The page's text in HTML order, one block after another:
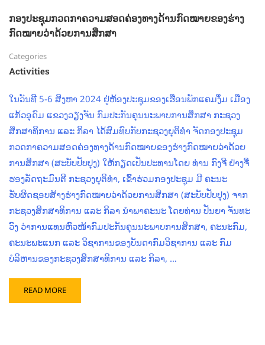
ກອງປະຊຸມກວດກາຄວາມສອດຄ່ອງທາງດ້ານກົດໝາຍຂອງຮ່າງ
ກົດໝາຍວ່າດ້ວຍການສຶກສາ
Categories
Activities
ໃນວັນທີ 5-6 ສິງຫາ 2024 ຢູ່ຫ້ອງປະຊຸມຂອງເຮືອນພັກແຄມງຶ່ມ ເມືອງ
ແກ້ວອຸດົມ ແຂວງວຽງຈັນ ກົມປະກັນຄຸນນະພາບການສຶກສາ ກະຊວງ
ສຶກສາທິການ ແລະ ກິລາ ໄດ້ສົມທົບກັບກະຊວງຍຸຕິທຳ ຈັດກອງປະຊຸມ
ກວດກາຄວາມສອດຄ່ອງທາງດ້ານກົດໝາຍຂອງຮ່າງກົດໝາຍວ່າດ້ວຍ
ການສຶກສາ (ສະບັບປັບປຸງ) ໃຫ້ກຽດເປັນປະທານໂດຍ ທ່ານ ກົງຈີ ຢ່າງຈື່
ຮອງລັດຖະມົນຕີ ກະຊວງຍຸຕິທຳ, ເຂົ້າຮ່ວມກອງປະຊຸມ ມີ ຄະນະ
ຮັບຜິດຊອບສ້າງຮ່າງກົດໝາຍວ່າດ້ວຍການສຶກສາ (ສະບັບປັບປຸງ) ຈາກ
ກະຊວງສຶກສາທິການ ແລະ ກິລາ ນໍາພາຄະນະ ໂດຍທ່ານ ປັນຍາ ຈັນທະ
ວົງ ວ່າການແທນຫົວໜ້າກົມປະກັນຄຸນນະພາບການສຶກສາ, ຄະນະກົມ,
ຄະນະພະແນກ ແລະ ວິຊາການຂອງບັນດາກົມວິຊາການ ແລະ ກົມ
ບໍລິຫານຂອງກະຊວງສຶກສາທິການ ແລະ ກິລາ, …
READ MORE